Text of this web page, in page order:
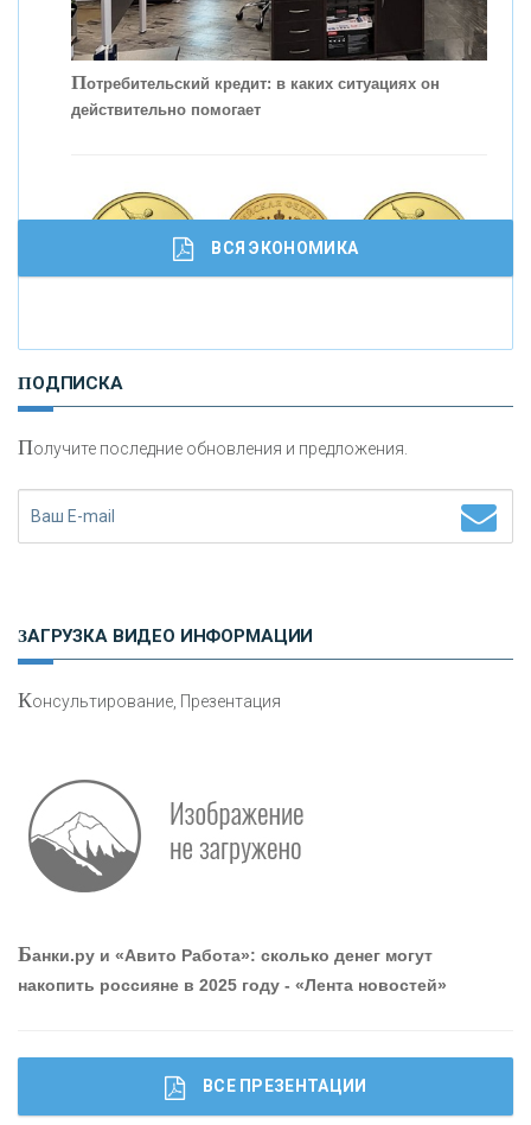
привлечь и удержать персонал - «Интервью»
Потребительский кредит: в каких ситуациях он
действительно помогает
И
сохранения и увеличения капитала
ВСЯ ЭКОНОМИКА
ПОДПИСКА
Получите последние обновления и предложения.
ЗАГРУЗКА ВИДЕО ИНФОРМАЦИИ
Консультирование, Презентация
Банки.ру и «Авито Работа»: сколько денег могут
накопить россияне в 2025 году - «Лента новостей»
ВСЕ ПРЕЗЕНТАЦИИ